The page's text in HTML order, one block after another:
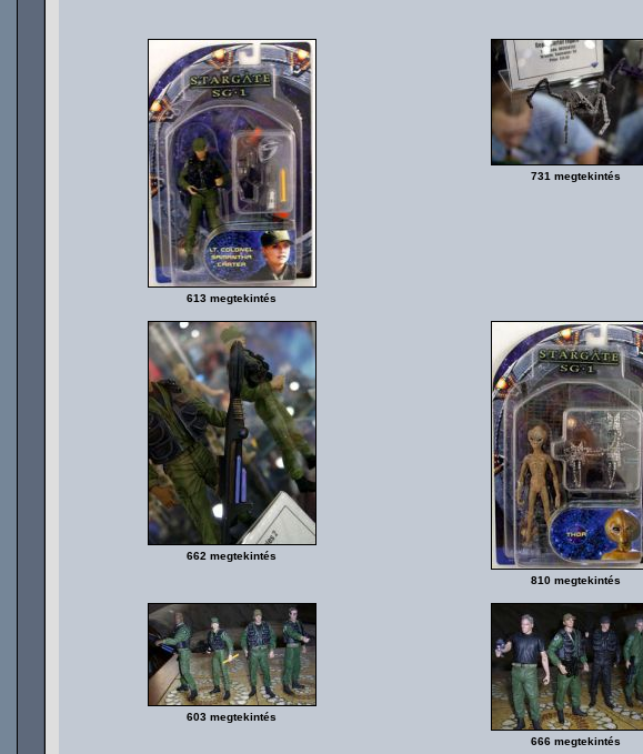
613 megtekintés
731 megtekintés
662 megtekintés
810 megtekintés
603 megtekintés
666 megtekintés